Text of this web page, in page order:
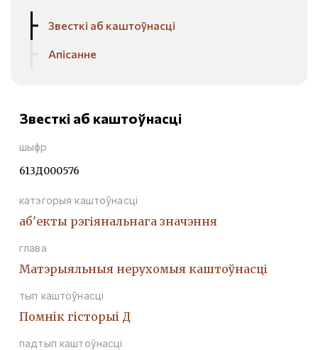
Звесткі аб каштоўнасці
Апісанне
Звесткі аб каштоўнасці
шыфр
613Д000576
катэгорыя каштоўнасці
аб'екты рэгіянальнага значэння
глава
Матэрыяльныя нерухомыя каштоўнасці
тып каштоўнасці
Помнiк гiсторыi Д
падтып каштоўнасці